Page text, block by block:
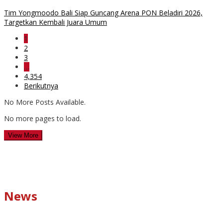
Tim Yongmoodo Bali Siap Guncang Arena PON Beladiri 2026,
Targetkan Kembali Juara Umum
1
2
3
…
4,354
Berikutnya
No More Posts Available.
No more pages to load.
View More
News